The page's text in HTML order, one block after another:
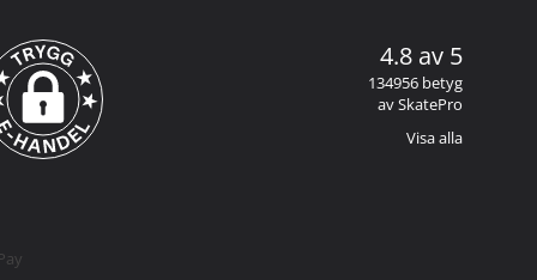
4.8 av 5
134956 betyg
av SkatePro
Visa alla